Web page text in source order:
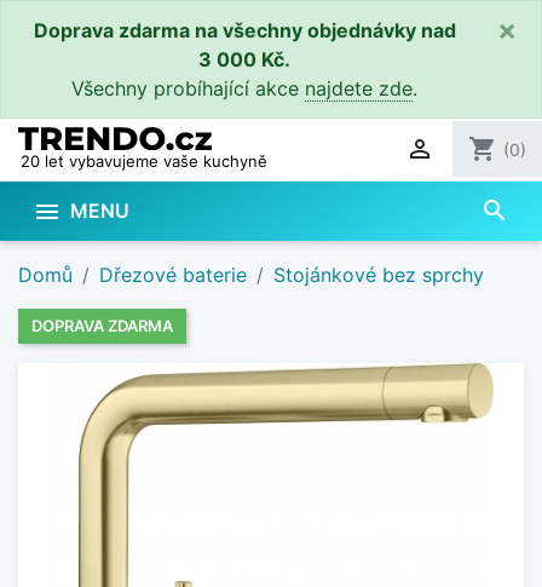
Doprava zdarma na všechny objednávky nad
3 000 Kč.
Všechny probíhající akce najdete zde.
×
20 let vybavujeme vaše kuchyně  shopping_cart (0)
 MENU search
Domů Dřezové baterie Stojánkové bez sprchy
DOPRAVA ZDARMA